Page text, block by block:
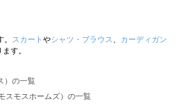
スカート やシャツ・ブラウス
カーディガン
す。
）の一覧
スモスホームズ）の一覧